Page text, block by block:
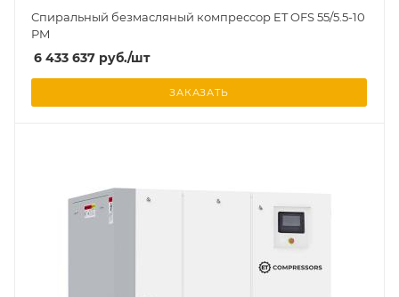
Спиральный безмасляный компрессор ET OFS 55/5.5-10
PM
6 433 637 руб./шт
ЗАКАЗАТЬ